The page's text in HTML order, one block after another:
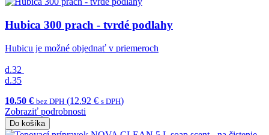
Hubica 300 prach - tvrdé podlahy
Hubicu je možné objednať v priemeroch
d.32
d.35
10.50 € bez DPH (12.92 € s DPH)
Zobraziť podrobnosti
Do košíka